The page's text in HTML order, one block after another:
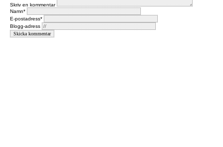
Skriv en kommentar
Namn*
E-postadress*
Blogg-adress